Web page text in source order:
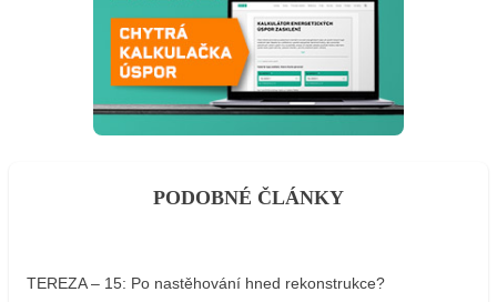
PODOBNÉ ČLÁNKY
TEREZA – 15: Po nastěhování hned rekonstrukce?